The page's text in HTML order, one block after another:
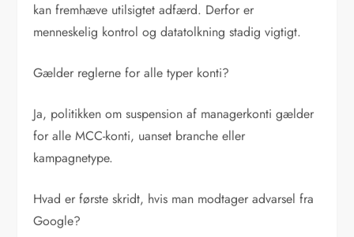
kan fremhæve utilsigtet adfærd. Derfor er
menneskelig kontrol og datatolkning stadig vigtigt.
Gælder reglerne for alle typer konti?
Ja, politikken om suspension af managerkonti gælder
for alle MCC-konti, uanset branche eller
kampagnetype.
Hvad er første skridt, hvis man modtager advarsel fra
Google?